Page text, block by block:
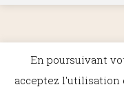
En poursuivant
acceptez l'utilisation